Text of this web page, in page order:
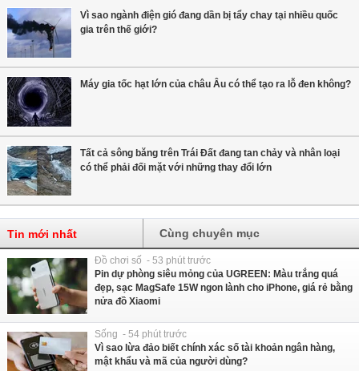
Vì sao ngành điện gió đang dần bị tẩy chay tại nhiều quốc
gia trên thế giới?
Máy gia tốc hạt lớn của châu Âu có thể tạo ra lỗ đen không?
Tất cả sông băng trên Trái Đất đang tan chảy và nhân loại
có thể phải đối mặt với những thay đổi lớn
Tin mới nhất Cùng chuyên mục
Đồ chơi số - 53 phút trước
Pin dự phòng siêu mỏng của UGREEN: Màu trắng quá
đẹp, sạc MagSafe 15W ngon lành cho iPhone, giá rẻ bằng
nửa đồ Xiaomi
Sống - 54 phút trước
Vì sao lừa đảo biết chính xác số tài khoản ngân hàng,
mật khẩu và mã của người dùng?